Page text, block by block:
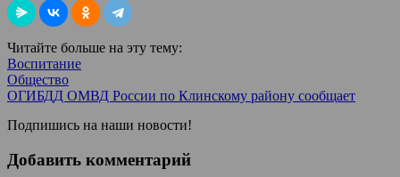
Читайте больше на эту тему:
Воспитание
Общество
ОГИБДД ОМВД России по Клинскому району сообщает
Подпишись на наши новости!
Добавить комментарий